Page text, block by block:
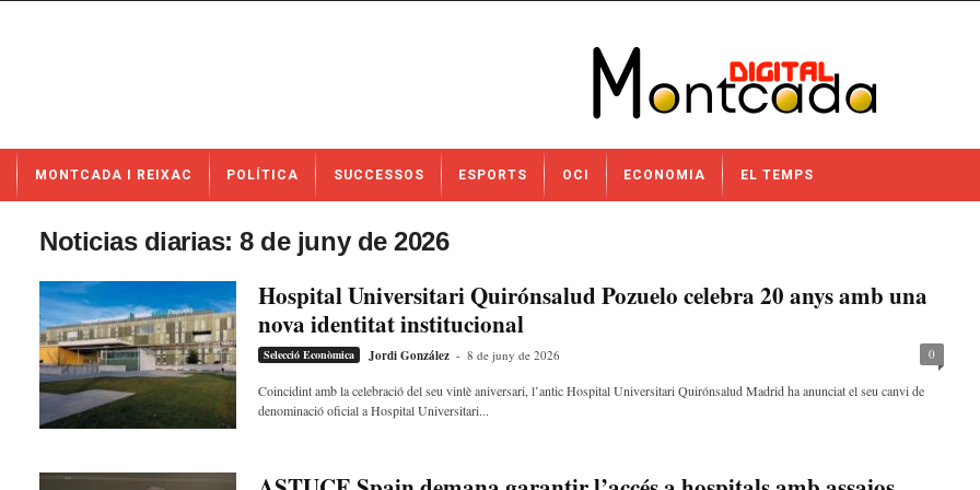
t
MONTCADA I REIXAC POLÍTICA SUCCESSOS ESPORTS OCI ECONOMIA EL TEMPS
Noticias diarias: 8 de juny de 2026
Hospital Universitari Quirónsalud Pozuelo celebra 20 anys amb una
nova identitat institucional
Selecció Econòmica Jordi González - 8 de juny de 2026 0
Coincidint amb la celebració del seu vintè aniversari, l’antic Hospital Universitari Quirónsalud Madrid ha anunciat el seu canvi de
denominació oficial a Hospital Universitari...